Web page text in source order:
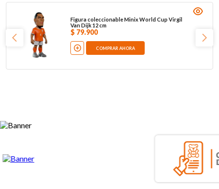
Figura coleccionable Minix World Cup Virgil
Van Dijk 12 cm
$ 79.900
COMPRAR AHORA